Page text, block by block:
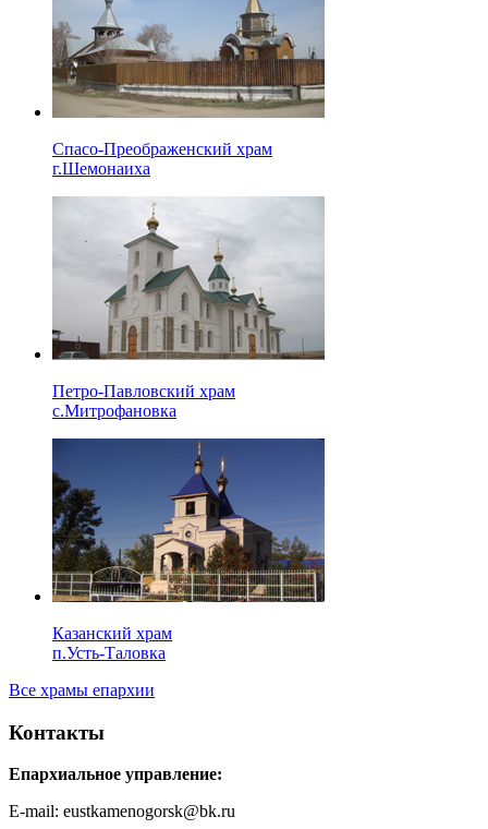
Спасо-Преображенский храм
г.Шемонаиха
Петро-Павловский храм
с.Митрофановка
Казанский храм
п.Усть-Таловка
Все храмы епархии
Контакты
Епархиальное управление:
E-mail: eustkamenogorsk@bk.ru